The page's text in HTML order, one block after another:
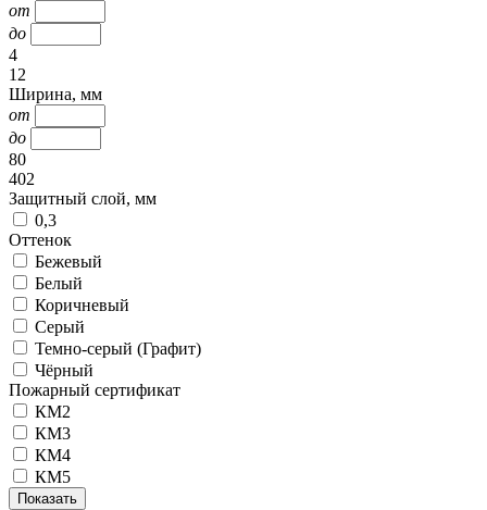
от
до
4
12
Ширина, мм
от
до
80
402
Защитный слой, мм
0,3
Оттенок
Бежевый
Белый
Коричневый
Серый
Темно-серый (Графит)
Чёрный
Пожарный сертификат
КМ2
КМ3
КМ4
КМ5